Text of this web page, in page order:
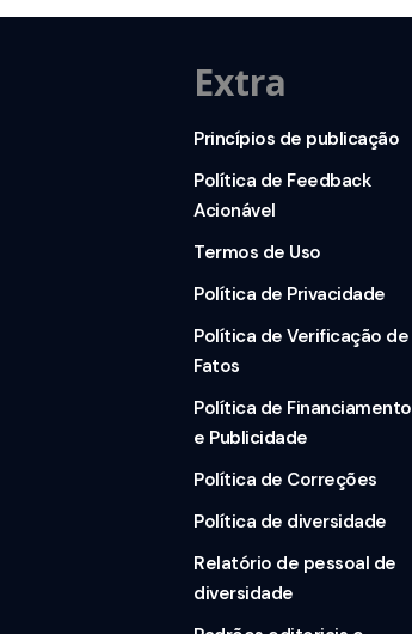
Extra
Princípios de publicação
Política de Feedback
Acionável
Termos de Uso
Política de Privacidade
Política de Verificação de
Fatos
Política de Financiamento
e Publicidade
Política de Correções
Política de diversidade
Relatório de pessoal de
diversidade